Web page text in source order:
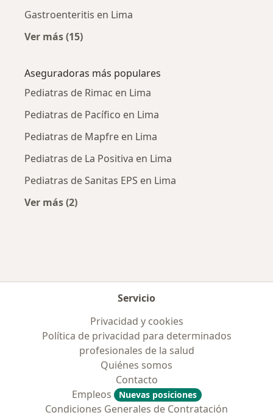
Gastroenteritis en Lima
Ver más (15)
Aseguradoras más populares
Pediatras de Rimac en Lima
Pediatras de Pacífico en Lima
Pediatras de Mapfre en Lima
Pediatras de La Positiva en Lima
Pediatras de Sanitas EPS en Lima
Ver más (2)
Servicio
Privacidad y cookies
Política de privacidad para determinados
profesionales de la salud
Quiénes somos
Contacto
Empleos
Nuevas posiciones
Condiciones Generales de Contratación